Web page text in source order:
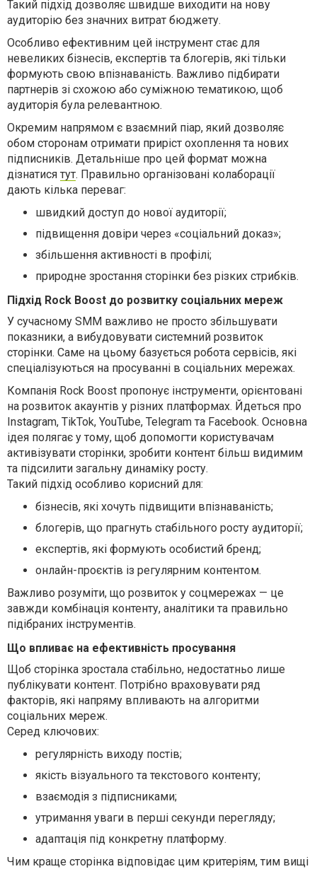
Такий підхід дозволяє швидше виходити на нову
аудиторію без значних витрат бюджету.
Особливо ефективним цей інструмент стає для
невеликих бізнесів, експертів та блогерів, які тільки
формують свою впізнаваність. Важливо підбирати
партнерів зі схожою або суміжною тематикою, щоб
аудиторія була релевантною.
Окремим напрямом є взаємний піар, який дозволяє
обом сторонам отримати приріст охоплення та нових
підписників. Детальніше про цей формат можна
дізнатися тут. Правильно організовані колаборації
дають кілька переваг:
швидкий доступ до нової аудиторії;
підвищення довіри через «соціальний доказ»;
збільшення активності в профілі;
природне зростання сторінки без різких стрибків.
Підхід Rock Boost до розвитку соціальних мереж
У сучасному SMM важливо не просто збільшувати
показники, а вибудовувати системний розвиток
сторінки. Саме на цьому базується робота сервісів, які
спеціалізуються на просуванні в соціальних мережах.
Компанія Rock Boost пропонує інструменти, орієнтовані
на розвиток акаунтів у різних платформах. Йдеться про
Instagram, TikTok, YouTube, Telegram та Facebook. Основна
ідея полягає у тому, щоб допомогти користувачам
активізувати сторінки, зробити контент більш видимим
та підсилити загальну динаміку росту.
Такий підхід особливо корисний для:
бізнесів, які хочуть підвищити впізнаваність;
блогерів, що прагнуть стабільного росту аудиторії;
експертів, які формують особистий бренд;
онлайн-проєктів із регулярним контентом.
Важливо розуміти, що розвиток у соцмережах — це
завжди комбінація контенту, аналітики та правильно
підібраних інструментів.
Що впливає на ефективність просування
Щоб сторінка зростала стабільно, недостатньо лише
публікувати контент. Потрібно враховувати ряд
факторів, які напряму впливають на алгоритми
соціальних мереж.
Серед ключових:
регулярність виходу постів;
якість візуального та текстового контенту;
взаємодія з підписниками;
утримання уваги в перші секунди перегляду;
адаптація під конкретну платформу.
Чим краще сторінка відповідає цим критеріям, тим вищі